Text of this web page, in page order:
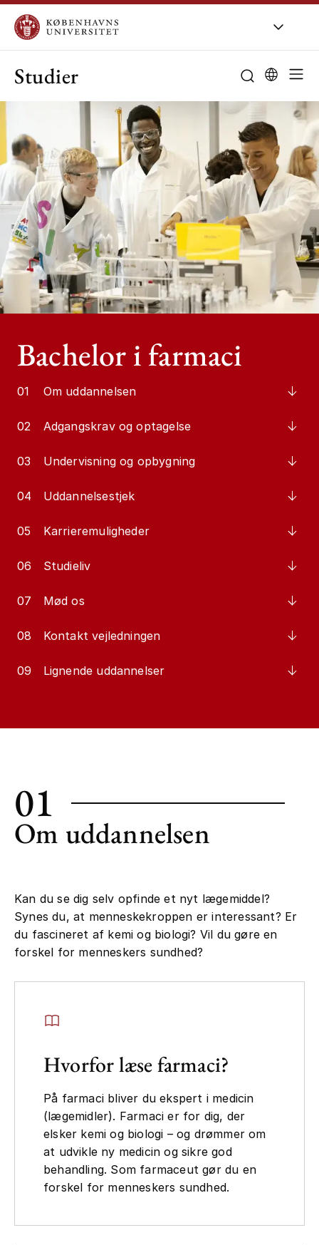
Studier
Bachelor i farmaci
01 Om uddannelsen
02 Adgangskrav og optagelse
03 Undervisning og opbygning
04 Uddannelsestjek
05 Karrieremuligheder
06 Studieliv
07 Mød os
08 Kontakt vejledningen
09 Lignende uddannelser
01
Om uddannelsen
Kan du se dig selv opfinde et nyt lægemiddel?
Synes du, at menneskekroppen er interessant? Er
du fascineret af kemi og biologi? Vil du gøre en
forskel for menneskers sundhed?
Hvorfor læse farmaci?
På farmaci bliver du ekspert i medicin
(lægemidler). Farmaci er for dig, der
elsker kemi og biologi – og drømmer om
at udvikle ny medicin og sikre god
behandling. Som farmaceut gør du en
forskel for menneskers sundhed.